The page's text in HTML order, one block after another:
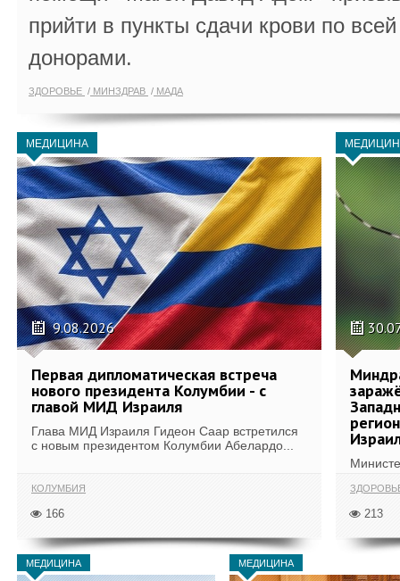
прийти в пункты сдачи крови по
донорами.
ЗДОРОВЬЕ МИНЗДРАВ МАДА
МЕДИЦИНА
9.08.2026
Первая дипломатическая встреча
нового президента Колумбии - с
главой МИД Израиля
Глава МИД Израиля Гидеон Саар встретился
с новым президентом Колумбии Абелардо...
КОЛУМБИЯ
166 213
МЕДИЦИНА МЕДИЦИНА